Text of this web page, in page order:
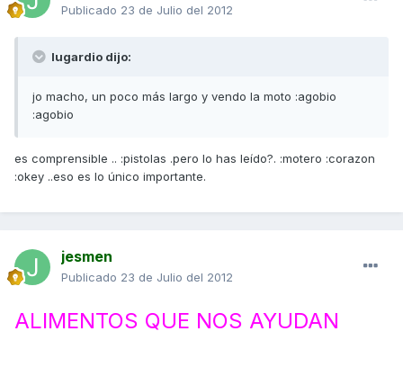
Publicado 23 de Julio del 2012
lugardio dijo:
jo macho, un poco más largo y vendo la moto :agobio
:agobio
es comprensible .. :pistolas .pero lo has leído?. :motero :corazon
:okey ..eso es lo único importante.
jesmen
Publicado 23 de Julio del 2012
ALIMENTOS QUE NOS AYUDAN